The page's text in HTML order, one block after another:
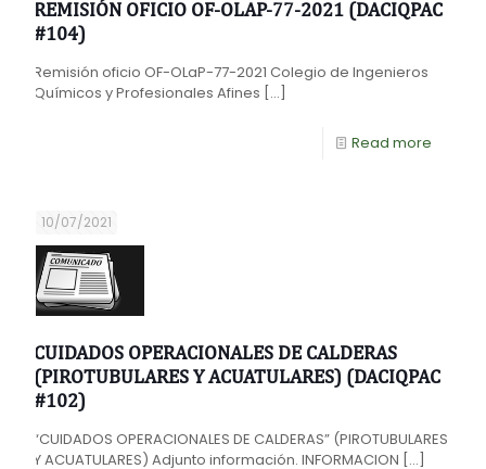
REMISIÓN OFICIO OF-OLAP-77-2021 (DACIQPAC
#104)
Remisión oficio OF-OLaP-77-2021 Colegio de Ingenieros
Químicos y Profesionales Afines […]
Read more
10/07/2021
CUIDADOS OPERACIONALES DE CALDERAS
(PIROTUBULARES Y ACUATULARES) (DACIQPAC
#102)
“CUIDADOS OPERACIONALES DE CALDERAS” (PIROTUBULARES
Y ACUATULARES) Adjunto información. INFORMACION […]